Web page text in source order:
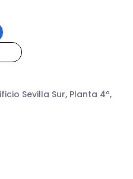
Sevilla Sur, Planta 4ª,